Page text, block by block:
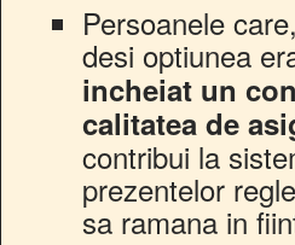
Persoanele
desi optiunea
incheiat un
calitatea de
contribui la
prezentelor
sa ramana in